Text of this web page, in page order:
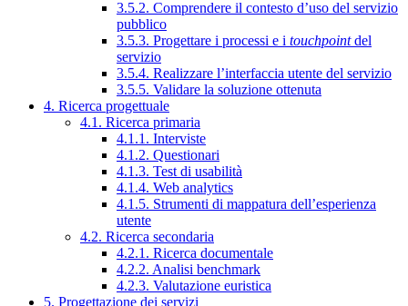
3.5.2. Comprendere il contesto d’uso del servizio
pubblico
3.5.3. Progettare i processi e i touchpointdel
servizio
3.5.4. Realizzare l’interfaccia utente del servizio
3.5.5. Validare la soluzione ottenuta
4. Ricerca progettuale
4.1. Ricerca primaria
4.1.1. Interviste
4.1.2. Questionari
4.1.3. Test di usabilità
4.1.4. Web analytics
4.1.5. Strumenti di mappatura dell’esperienza
utente
4.2. Ricerca secondaria
4.2.1. Ricerca documentale
4.2.2. Analisi benchmark
4.2.3. Valutazione euristica
5. Progettazione dei servizi